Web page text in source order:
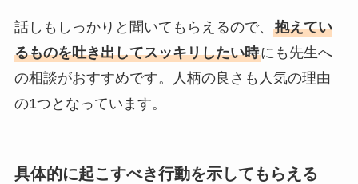
話しもしっかりと聞いてもらえるので、 抱えてい
るものを吐き出してスッキリしたい時にも先生へ
の相談がおすすめです。人柄の良さも人気の理由
の1つとなっています。
具体的に起こすべき行動を示してもらえる